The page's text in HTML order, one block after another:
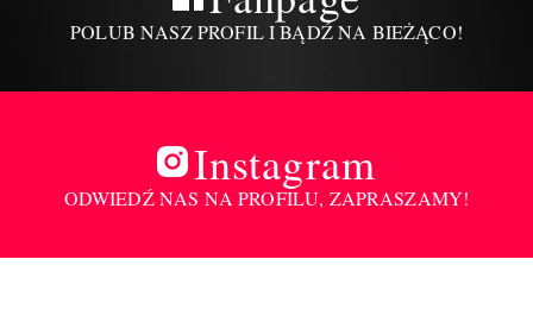
POLUB NASZ PROFIL I BĄDŹ NA BIEŻĄCO!
Instagram
ODWIEDŹ NAS NA PROFILU, ZAPRASZAMY!